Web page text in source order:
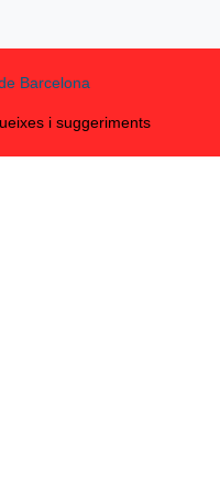
i suggeriments